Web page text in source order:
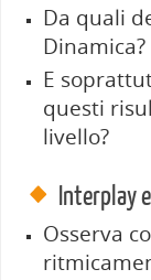
Da quali
E
questi
livello?
Interplay
Osserva